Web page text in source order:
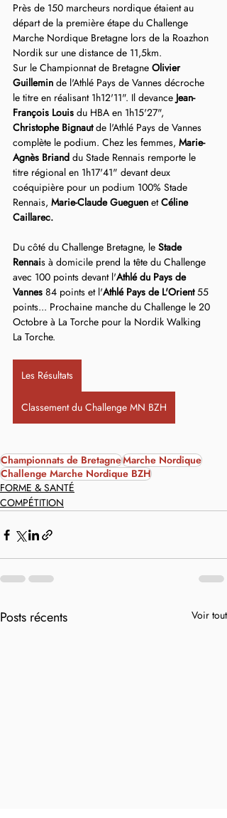
Près de 150 marcheurs nordique étaient au
départ de la première étape du Challenge
Marche Nordique Bretagne lors de la Roazhon
Nordik sur une distance de 11,5km.
Sur le Championnat de Bretagne Olivier
Guillemin de l'Athlé Pays de Vannes décroche
le titre en réalisant 1h12'11". Il devance Jean-
François Louis du HBA en 1h15'27",
Christophe Bignaut de l'Athlé Pays de Vannes
complète le podium. Chez les femmes, Marie-
Agnès Briand du Stade Rennais remporte le
titre régional en 1h17'41" devant deux
coéquipière pour un podium 100% Stade
Rennais, Marie-Claude Gueguen et Céline
Caillarec.
Du côté du Challenge Bretagne, le Stade
Rennais à domicile prend la tête du Challenge
avec 100 points devant l'Athlé du Pays de
Vannes 84 points et l'Athlé Pays de L'Orient 55
points... Prochaine manche du Challenge le 20
Octobre à La Torche pour la Nordik Walking
La Torche.
Les Résultats
Classement du Challenge MN BZH
Championnats de BretagneMarche Nordique
Challenge Marche Nordique BZH
FORME & SANTÉ
COMPÉTITION
Posts récents Voir tout